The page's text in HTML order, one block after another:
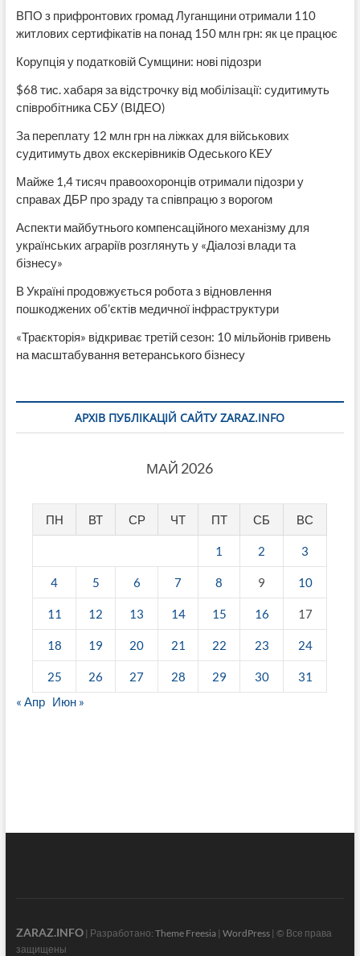
ВПО з прифронтових громад Луганщини отримали 110
житлових сертифікатів на понад 150 млн грн: як це працює
Корупція у податковій Сумщини: нові підозри
$68 тис. хабаря за відстрочку від мобілізації: судитимуть
співробітника СБУ (ВІДЕО)
За переплату 12 млн грн на ліжках для військових
судитимуть двох екскерівників Одеського КЕУ
Майже 1,4 тисяч правоохоронців отримали підозри у
справах ДБР про зраду та співпрацю з ворогом
Аспекти майбутнього компенсаційного механізму для
українських аграріїв розглянуть у «Діалозі влади та
бізнесу»
В Україні продовжується робота з відновлення
пошкоджених об’єктів медичної інфраструктури
«Траєкторія» відкриває третій сезон: 10 мільйонів гривень
на масштабування ветеранського бізнесу
АРХІВ ПУБЛІКАЦІЙ САЙТУ ZARAZ.INFO
МАЙ 2026
ПН ВТ СР ЧТ ПТ СБ ВС
1 2 3
4 5 6 7 8 9 10
11 12 13 14 15 16 17
18 19 20 21 22 23 24
25 26 27 28 29 30
31
« Апр Июн »
ZARAZ.INFO| Разработано: Theme Freesia| WordPress| © Все права
защищены